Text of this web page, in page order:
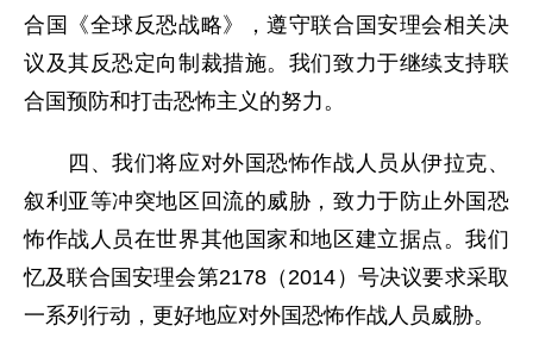
合国《全球反恐战略》，遵守联合国安理会相关决
议及其反恐定向制裁措施。我们致力于继续支持联
合国预防和打击恐怖主义的努力。
四、我们将应对外国恐怖作战人员从伊拉克、
叙利亚等冲突地区回流的威胁，致力于防止外国恐
怖作战人员在世界其他国家和地区建立据点。我们
忆及联合国安理会第2178（2014）号决议要求采取
一系列行动，更好地应对外国恐怖作战人员威胁。